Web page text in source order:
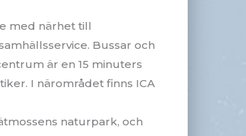
med närhet till
Bussar och
är en 15 minuters
I närområdet finns ICA
naturpark, och